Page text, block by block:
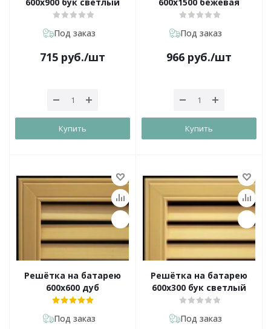
Под заказ
715 руб./шт
Купить
Под заказ
966 руб./шт
Купить
Решётка на батарею
600х600 дуб
Под заказ
Решётка на батарею
600х300 бук светлый
Под заказ